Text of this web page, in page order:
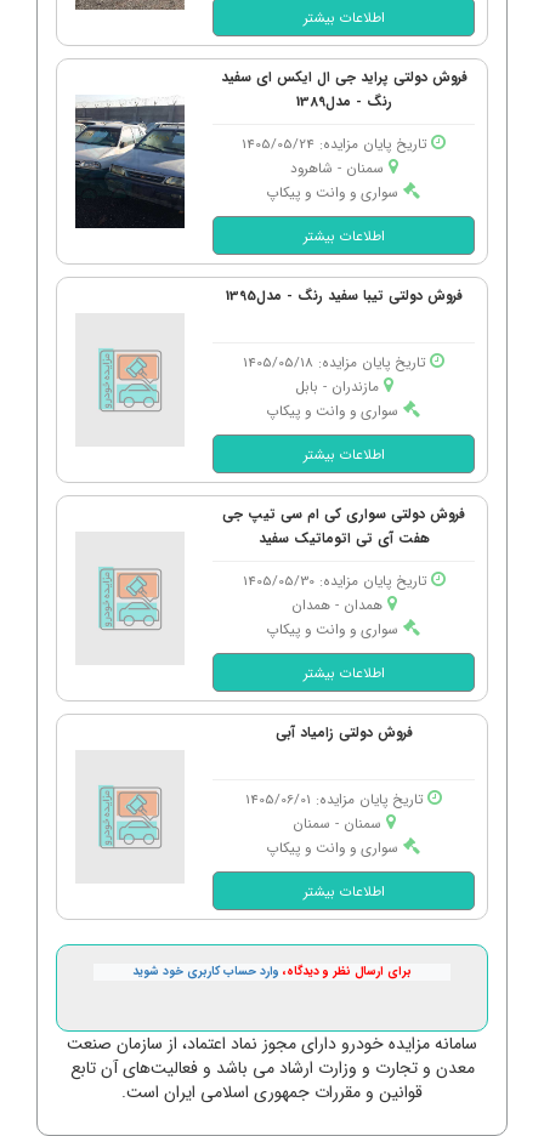
اطلاعات بیشتر
فروش دولتی پراید جی ال ایکس ای سفید
رنگ - مدل1389
تاریخ پایان مزایده: 1405/05/24
سمنان - شاهرود
سواری و وانت و پیکاپ
اطلاعات بیشتر
فروش دولتی تیبا سفید رنگ - مدل1395
تاریخ پایان مزایده: 1405/05/18
مازندران - بابل
سواری و وانت و پیکاپ
اطلاعات بیشتر
فروش دولتی سواری کی ام سی تیپ جی
هفت آی تی اتوماتیک سفید
تاریخ پایان مزایده: 1405/05/30
همدان - همدان
سواری و وانت و پیکاپ
اطلاعات بیشتر
فروش دولتی زامیاد آبی
تاریخ پایان مزایده: 1405/06/01
سمنان - سمنان
سواری و وانت و پیکاپ
اطلاعات بیشتر
برای ارسال نظر و دیدگاه، وارد حساب کاربری خود شوید
سامانه مزایده خودرو دارای مجوز نماد اعتماد، از سازمان صنعت
معدن و تجارت و وزارت ارشاد می باشد و فعالیت‌های آن تابع
قوانین و مقررات جمهوری اسلامی ایران است.